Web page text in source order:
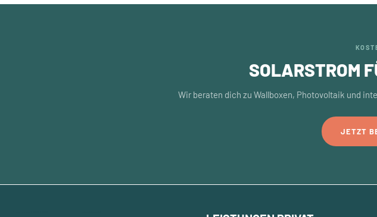
SOLARSTROM
Wir beraten dich zu Wallboxen, Photovoltaik und
JETZT